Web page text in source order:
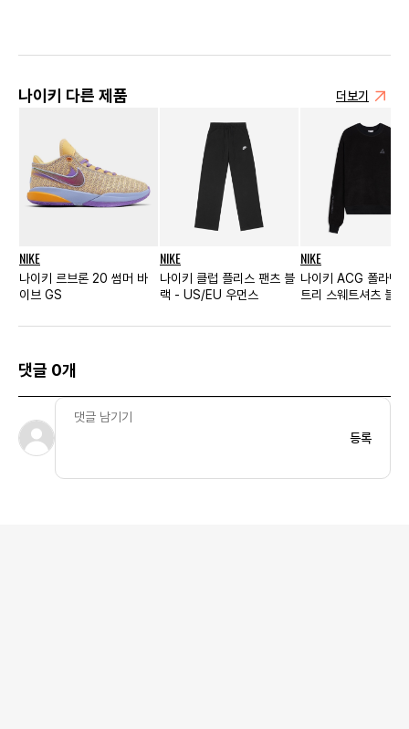
나이키 다른 제품 더보기
NIKE
나이키 르브론 20 썸머 바
이브 GS
NIKE
나이키 클럽 플리스 팬츠 블
랙 - US/EU 우먼스
NIKE
나이키 ACG 폴라텍
트리 스웨트셔츠 블
댓글 0개
등록